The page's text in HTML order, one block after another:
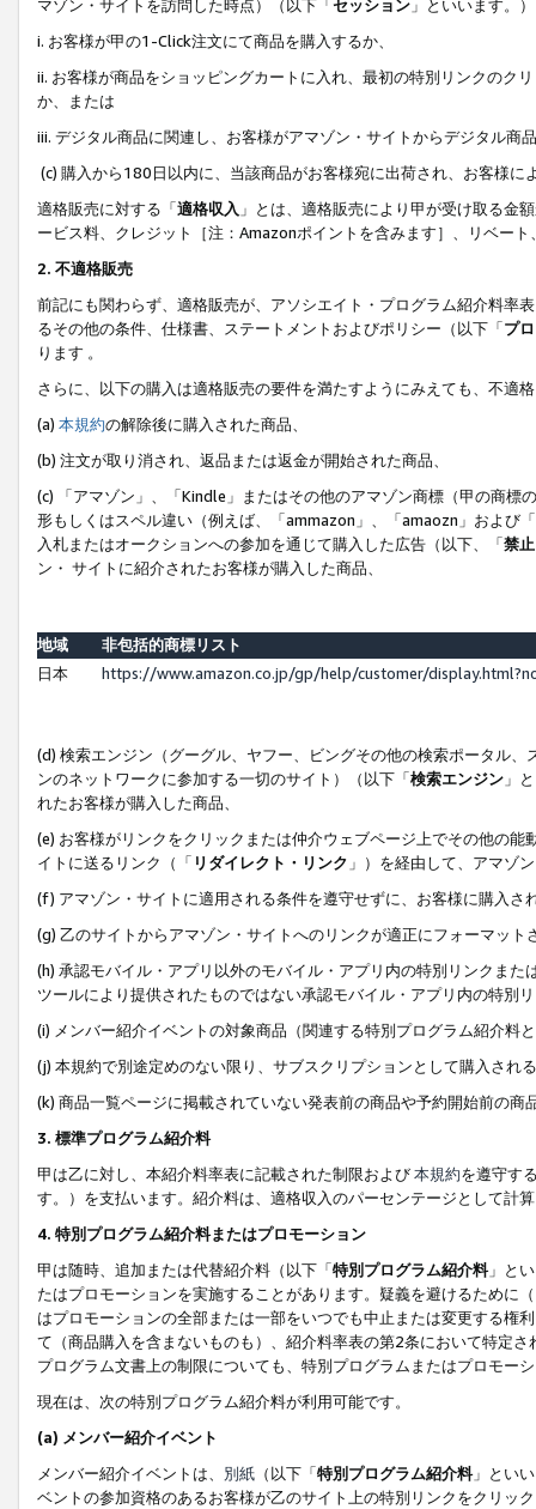
マゾン・サイトを訪問した時点）（以下「セッション 」といいます。
i. お客様が甲の1-Click注文にて商品を購入するか、
ii. お客様が商品をショッピングカートに入れ、最初の特別リンクのク
か、または
iii. デジタル商品に関連し、お客様がアマゾン・サイトからデジタル
(c) 購入から180日以内に、当該商品がお客様宛に出荷され、お客様
適格販売に対する「適格収入 」とは、適格販売により甲が受け取る金
ービス料、クレジット［注：Amazonポイントを含みます］、リベー
2. 不適格販売
前記にも関わらず、適格販売が、アソシエイト・プログラム紹介料率
るその他の条件、仕様書、ステートメントおよびポリシー（以下「プ
ります 。
さらに、以下の購入は適格販売の要件を満たすようにみえても、不適
(a) 本規約の解除後に購入された商品、
(b) 注文が取り消され、返品または返金が開始された商品、
(c) 「アマゾン」、「Kindle」またはその他のアマゾン商標（甲の商
形もしくはスペル違い（例えば、「ammazon」、「amaozn」および
入札またはオークションへの参加を通じて購入した広告（以下、「禁
ン・ サイトに紹介されたお客様が購入した商品、
地域
非包括的商標リスト
日本
https://www.amazon.co.jp/gp/help/customer/
(d) 検索エンジン（グーグル、ヤフー、ビングその他の検索ポータル
ンのネットワークに参加する一切のサイト）（以下「検索エンジン 」
れたお客様が購入した商品、
(e) お客様がリンクをクリックまたは仲介ウェブページ上でその他の
イトに送るリンク（「 リダイレクト・リンク 」）を経由して、アマゾ
(f) アマゾン・サイトに適用される条件を遵守せずに、お客様に購入さ
(g) 乙のサイトからアマゾン・サイトへのリンクが適正にフォーマッ
(h) 承認モバイル・アプリ以外のモバイル・アプリ内の特別リンクま
ツールにより提供されたものではない承認モバイル・アプリ内の特別
(i) メンバー紹介イベントの対象商品（関連する特別プログラム紹介料
(j) 本規約で別途定めのない限り、サブスクリプションとして購入され
(k) 商品一覧ページに掲載されていない発表前の商品や予約開始前の商
3. 標準プログラム紹介料
甲は乙に対し、本紹介料率表に記載された制限および本規約を遵守す
す。）を支払います。紹介料は、適格収入のパーセンテージとして計
4. 特別プログラム紹介料またはプロモーション
甲は随時、追加または代替紹介料（以下「特別プログラム紹介料」と
たはプロモーションを実施することがあります。疑義を避けるために
はプロモーションの全部または一部をいつでも中止または変更する権
て（商品購入を含まないものも）、紹介料率表の第2条において特定
プログラム文書上の制限についても、特別プログラムまたはプロモー
現在は、次の特別プログラム紹介料が利用可能です。
(a) メンバー紹介イベント
メンバー紹介イベントは、 別紙 （以下「特別プログラム紹介料」とい
ベントの参加資格のあるお客様が乙のサイト上の特別リンクをクリッ